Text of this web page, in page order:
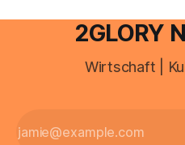
2GLORY
Wirtschaft |